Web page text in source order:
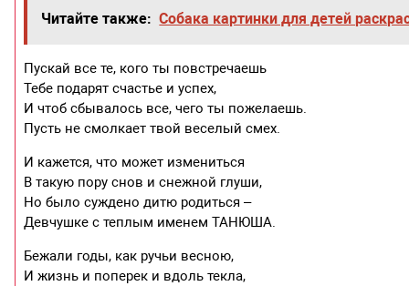
Читайте также: Собака картинки для детей
Пускай все те, кого ты повстречаешь
Тебе подарят счастье и успех,
И чтоб сбывалось все, чего ты пожелаешь.
Пусть не смолкает твой веселый смех.
И кажется, что может измениться
В такую пору снов и снежной глуши,
Но было суждено дитю родиться –
Девчушке с теплым именем ТАНЮША.
Бежали годы, как ручьи весною,
И жизнь и поперек и вдоль текла,